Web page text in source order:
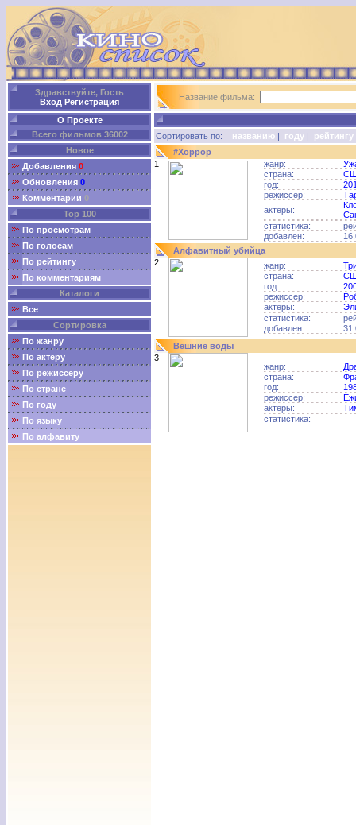
Здравствуйте, Гость
Вход Регистрация
О Проекте
Всего фильмов 36002
Новое
Добавления 0
Обновления 0
Комментарии 0
Top 100
По просмотрам
По голосам
По рейтингу
По комментариям
Каталоги
Все
Сортировка
По жанру
По актёру
По режиссеру
По стране
По году
По языку
По алфавиту
Название фильма:
Сортировать по: названию | году | рейтингу
#Хоррор
1
жанр:
страна:
год:
режиссер:
актеры:
статистика:
добавлен:
Алфавитный убийца
2
жанр:
страна:
год:
режиссер:
актеры:
статистика:
добавлен:
Вешние воды
3
жанр:
страна:
год:
режиссер:
актеры:
статистика: